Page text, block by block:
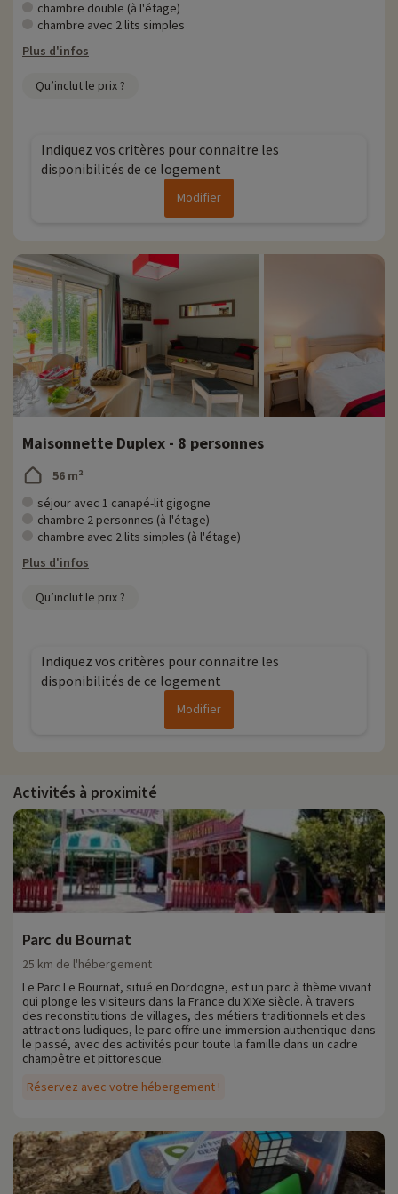
• Personnes à mobilité réduite accompagnement obligatoire
chambre double (à l'étage)
chambre avec 2 lits simples
Plus d'infos
Qu’inclut le prix ?
Indiquez vos critères pour connaitre les
disponibilités de ce logement
Modifier
Maisonnette Duplex - 8 personnes
56 m²
séjour avec 1 canapé-lit gigogne
chambre 2 personnes (à l'étage)
chambre avec 2 lits simples (à l'étage)
Plus d'infos
Qu’inclut le prix ?
Indiquez vos critères pour connaitre les
disponibilités de ce logement
Modifier
Activités à proximité
Parc du Bournat
Réservez avec votre hébergement !
25 km de l'hébergement
Le Parc Le Bournat, situé en Dordogne, est un parc à thème vivant
qui plonge les visiteurs dans la France du XIXe siècle. À travers
des reconstitutions de villages, des métiers traditionnels et des
attractions ludiques, le parc offre une immersion authentique dans
le passé, avec des activités pour toute la famille dans un cadre
champêtre et pittoresque.